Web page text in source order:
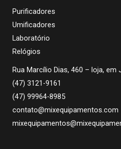
Purificadores
Umificadores
Laboratório
Relógios
Rua Marcílio Dias, 460 – loja, em
(47) 3121-9161
(47) 99964-8985
contato@mixequipamentos.com